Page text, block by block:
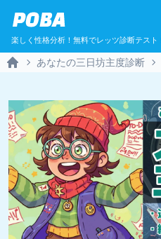
POBA
楽しく性格分析！無料でレッツ診断テスト
あなたの三日坊主度診断